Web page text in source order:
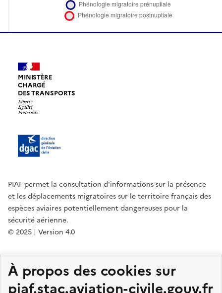
À propos des cookies sur
piaf.stac.aviation-civile.gouv.fr
MINISTÈRE
CHARGÉ
DES TRANSPORTS
PIAF permet la consultation d'informations sur la présence
et les déplacements migratoires sur le territoire français des
espèces aviaires potentiellement dangereuses pour la
sécurité aérienne.
© 2025 | Version 4.0
legifrance.gouv.fr
gouvernement.fr
service-public.fr
data.gouv.fr DGAC